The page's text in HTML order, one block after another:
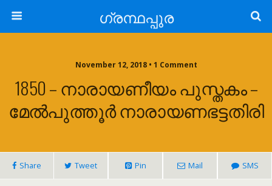
ഗ്രന്ഥപ്പുര
November 12, 2018 • 1 Comment
1850 – നാരായണീയം പുസ്തകം –
മേൽപുത്തൂർ നാരായണഭട്ടതിരി
Share Tweet Pin Mail SMS